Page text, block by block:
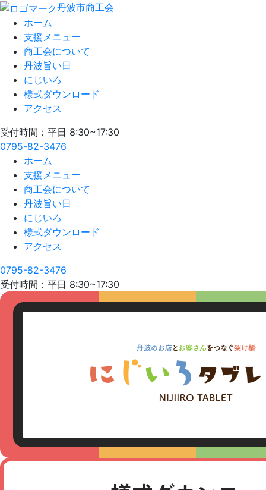
丹波市商工会
ホーム
支援メニュー
商工会について
丹波旨い日
にじいろ
様式ダウンロード
アクセス
受付時間：平日 8:30~17:30
0795-82-3476
ホーム
支援メニュー
商工会について
丹波旨い日
にじいろ
様式ダウンロード
アクセス
0795-82-3476
受付時間：平日 8:30~17:30